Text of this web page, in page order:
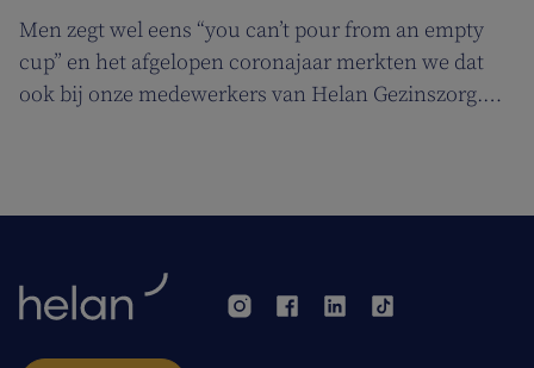
Men zegt wel eens “you can’t pour from an empty
cup” en het afgelopen coronajaar merkten we dat
ook bij onze medewerkers van Helan Gezinszorg.
hun klanten kunnen zorgen.